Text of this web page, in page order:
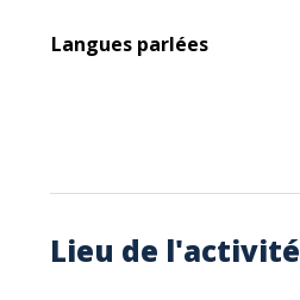
Langues parlées
Lieu de l'activité